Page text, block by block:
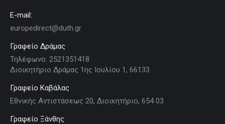
E-mail:
europedirect@duth.gr
Γραφείο Δράμας
Τηλέφωνο: 2521351418
Διοικητήριο Δράμας 1ης Ιουλίου 1, 66133
Γραφείο Καβάλας
Εθνικής Αντιστάσεως 20, Διοικητήριο, 654 03
Γραφείο Ξάνθης